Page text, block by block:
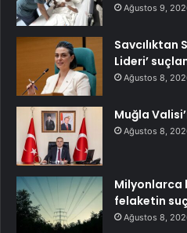
Ağustos 9,
Savcılıktan
Lideri’
Ağustos 8,
Muğla
Ağustos 8,
Milyonlarca
felaketin
Ağustos 8,